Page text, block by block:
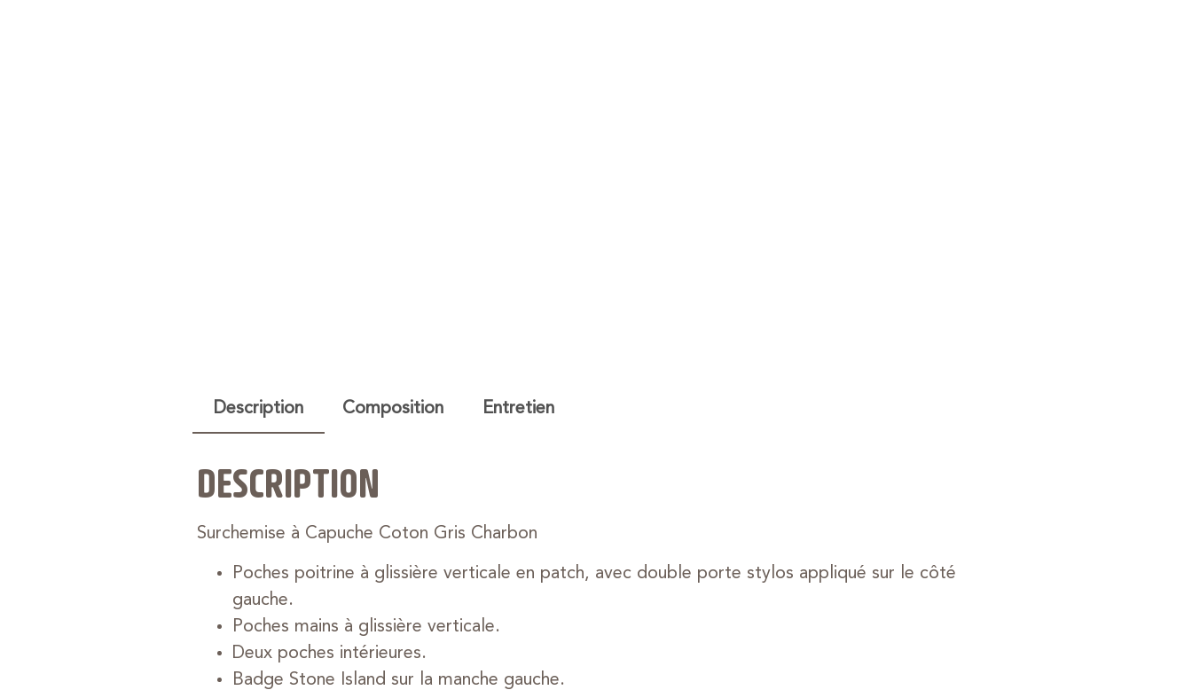
Description Composition Entretien
DESCRIPTION
Surchemise à Capuche Coton Gris Charbon
Poches poitrine à glissière verticale en patch, avec double porte stylos appliqué sur le côté
gauche.
Poches mains à glissière verticale.
Deux poches intérieures.
Badge Stone Island sur la manche gauche.